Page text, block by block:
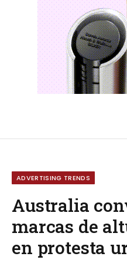
ADVERTISING TRENDS
Australia
marcas de
en protesta